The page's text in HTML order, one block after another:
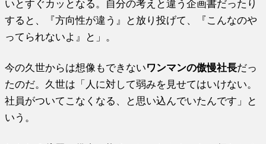
いとすぐカッとなる。自分の考えと違う企画書だったり
すると、『方向性が違う』と放り投げて、『こんなのや
ってられないよ』と」。
今の久世からは想像もできないワンマンの傲慢社長だっ
たのだ。久世は「人に対して弱みを見せてはいけない。
社員がついてこなくなる、と思い込んでいたんです」と
いう。